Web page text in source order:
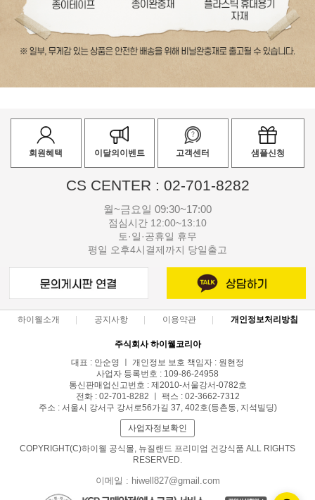
회원혜택 이달의이벤트 고객센터 샘플신청
CS CENTER : 02-701-8282
월~금요일 09:30~17:00
점심시간 12:00~13:10
토·일·공휴일 휴무
평일 오후4시결제까지 당일출고
하이웰소개 공지사항 이용약관 개인정보처리방침
주식회사 하이웰코리아
대표 : 안순영 ㅣ 개인정보 보호 책임자 : 원현정
사업자 등록번호 : 109-86-24958
통신판매업신고번호 : 제2010-서울강서-0782호
전화 : 02-701-8282 ㅣ 팩스 : 02-3662-7312
주소 : 서울시 강서구 강서로56가길 37, 402호(등촌동, 지석빌딩)
사업자정보확인
COPYRIGHT(C)하이웰 공식몰, 뉴질랜드 프리미엄 건강식품 ALL RIGHTS
RESERVED.
이메일 : hiwell827@gmail.com